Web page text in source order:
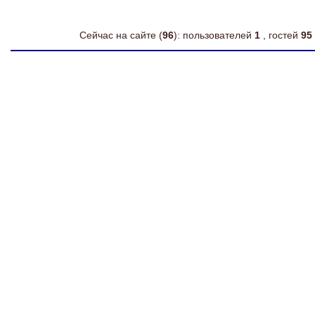
Сейчас на сайте (96): пользователей 1 , гостей 95